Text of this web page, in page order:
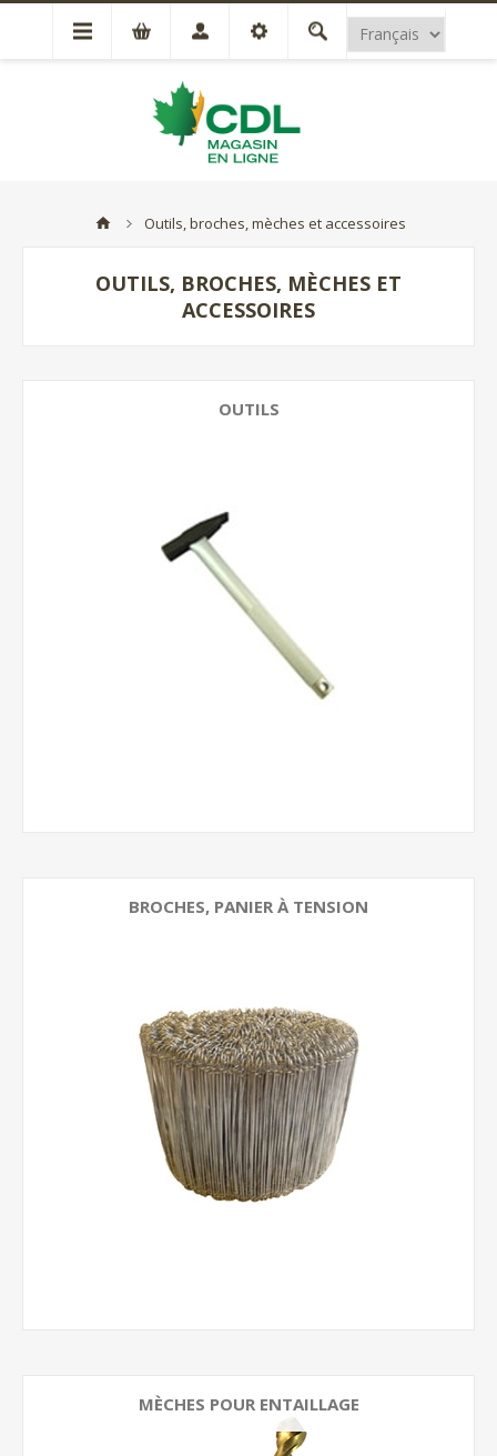
Outils, broches, mèches et accessoires
OUTILS, BROCHES, MÈCHES ET
ACCESSOIRES
OUTILS
BROCHES, PANIER À TENSION
MÈCHES POUR ENTAILLAGE